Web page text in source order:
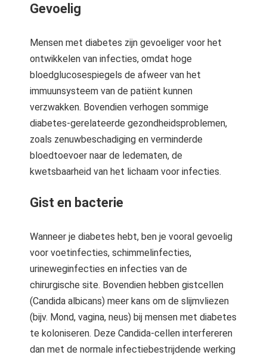
Gevoelig
Mensen met diabetes zijn gevoeliger voor het
ontwikkelen van infecties, omdat hoge
bloedglucosespiegels de afweer van het
immuunsysteem van de patiënt kunnen
verzwakken. Bovendien verhogen sommige
diabetes-gerelateerde gezondheidsproblemen,
zoals zenuwbeschadiging en verminderde
bloedtoevoer naar de ledematen, de
kwetsbaarheid van het lichaam voor infecties.
Gist en bacterie
Wanneer je diabetes hebt, ben je vooral gevoelig
voor voetinfecties, schimmelinfecties,
urineweginfecties en infecties van de
chirurgische site. Bovendien hebben gistcellen
(Candida albicans) meer kans om de slijmvliezen
(bijv. Mond, vagina, neus) bij mensen met diabetes
te koloniseren. Deze Candida-cellen interfereren
dan met de normale infectiebestrijdende werking